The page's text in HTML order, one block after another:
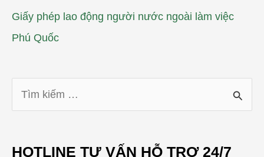
Giấy phép lao động người nước ngoài làm việc
Phú Quốc
HOTLINE TƯ VẤN HỖ TRỢ 24/7